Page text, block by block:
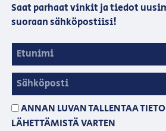
Saat parhaat vinkit ja tiedot
suoraan sähköpostiisi!
ANNAN LUVAN TALLENTAA
LÄHETTÄMISTÄ VARTEN